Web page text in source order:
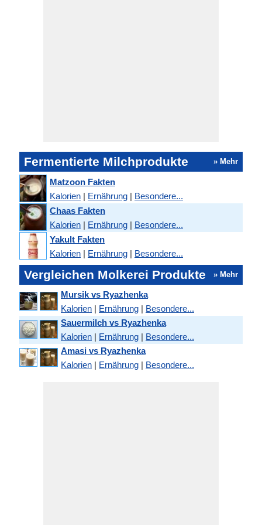
Fermentierte Milchprodukte » Mehr
Matzoon Fakten
Kalorien | Ernährung | Besondere...
Chaas Fakten
Kalorien | Ernährung | Besondere...
Yakult Fakten
Kalorien | Ernährung | Besondere...
Vergleichen Molkerei Produkte » Mehr
Mursik vs Ryazhenka
Kalorien | Ernährung | Besondere...
Sauermilch vs Ryazhenka
Kalorien | Ernährung | Besondere...
Amasi vs Ryazhenka
Kalorien | Ernährung | Besondere...